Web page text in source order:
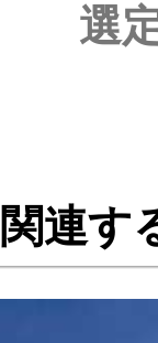
選
関連す